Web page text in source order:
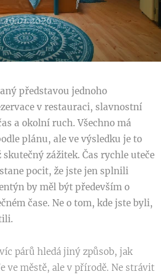
19.01.2026
představou jednoho
v restauraci, slavnostní
a okolní ruch. Všechno má
plánu, ale ve výsledku je to
zážitek. Čas rychle uteče
pocit, že jste jen splnili
by měl být především o
čase. Ne o tom, kde jste byli,
párů hledá jiný způsob, jak
ve městě, ale v přírodě. Ne strávit